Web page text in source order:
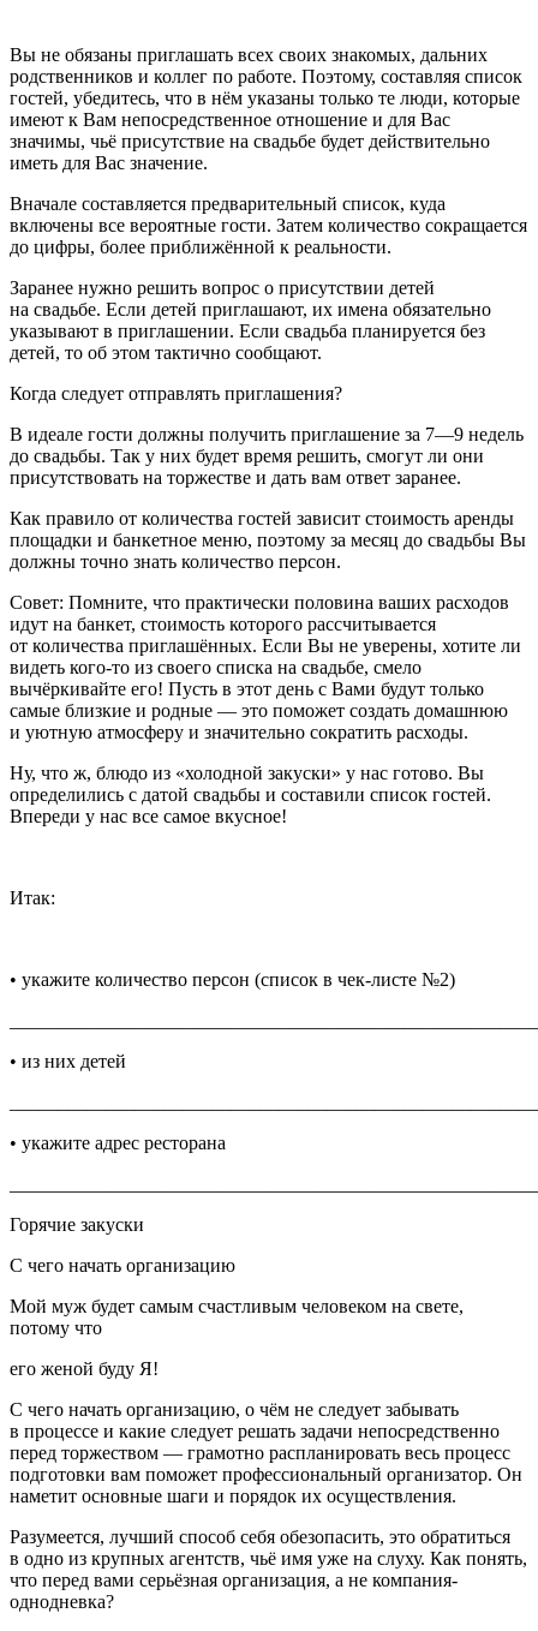
Вы не обязаны приглашать всех своих знакомых, дальних
родственников и коллег по работе. Поэтому, составляя список
гостей, убедитесь, что в нём указаны только те люди, которые
имеют к Вам непосредственное отношение и для Вас
значимы, чьё присутствие на свадьбе будет действительно
иметь для Вас значение.
Вначале составляется предварительный список, куда
включены все вероятные гости. Затем количество сокращается
до цифры, более приближённой к реальности.
Заранее нужно решить вопрос о присутствии детей
на свадьбе. Если детей приглашают, их имена обязательно
указывают в приглашении. Если свадьба планируется без
детей, то об этом тактично сообщают.
Когда следует отправлять приглашения?
В идеале гости должны получить приглашение за 7—9 недель
до свадьбы. Так у них будет время решить, смогут ли они
присутствовать на торжестве и дать вам ответ заранее.
Как правило от количества гостей зависит стоимость аренды
площадки и банкетное меню, поэтому за месяц до свадьбы Вы
должны точно знать количество персон.
Совет: Помните, что практически половина ваших расходов
идут на банкет, стоимость которого рассчитывается
от количества приглашённых. Если Вы не уверены, хотите ли
видеть кого-то из своего списка на свадьбе, смело
вычёркивайте его! Пусть в этот день с Вами будут только
самые близкие и родные — это поможет создать домашнюю
и уютную атмосферу и значительно сократить расходы.
Ну, что ж, блюдо из «холодной закуски» у нас готово. Вы
определились с датой свадьбы и составили список гостей.
Впереди у нас все самое вкусное!
Итак:
• укажите количество персон (список в чек-листе №2)
• из них детей
• укажите адрес ресторана
Горячие закуски
С чего начать организацию
Мой муж будет самым счастливым человеком на свете,
потому что
его женой буду Я!
С чего начать организацию, о чём не следует забывать
в процессе и какие следует решать задачи непосредственно
перед торжеством — грамотно распланировать весь процесс
подготовки вам поможет профессиональный организатор. Он
наметит основные шаги и порядок их осуществления.
Разумеется, лучший способ себя обезопасить, это обратиться
в одно из крупных агентств, чьё имя уже на слуху. Как понять,
что перед вами серьёзная организация, а не компания-
однодневка?